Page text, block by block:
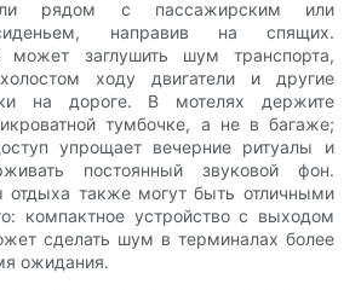
рядом с пассажирским или
направив на спящих.
может заглушить шум транспорта,
ходу двигатели и другие
на дороге. В мотелях держите
тумбочке, а не в багаже;
упрощает вечерние ритуалы и
постоянный звуковой фон.
отдыха также могут быть отличными
компактное устройство с выходом
сделать шум в терминалах более
ожидания.